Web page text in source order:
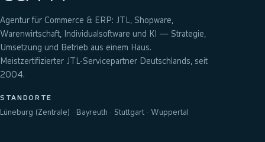
Agentur für Commerce & ERP: JTL, Shopware,
Warenwirtschaft, Individualsoftware und KI — Strategie,
Umsetzung und Betrieb aus einem Haus.
Meistzertifizierter JTL-Servicepartner Deutschlands, seit
2004.
STANDORTE
Lüneburg (Zentrale) · Bayreuth · Stuttgart · Wuppertal